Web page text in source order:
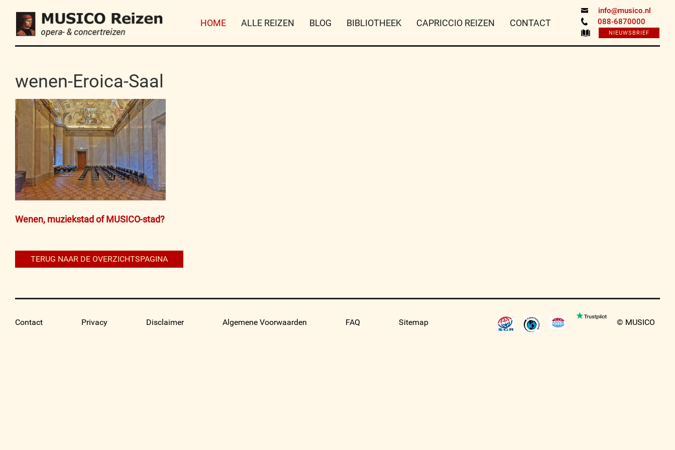
info@musico.nl
088-6870000
NIEUWSBRIEF
HOME ALLE REIZEN BLOG BIBLIOTHEEK CAPRICCIO REIZEN CONTACT
wenen-Eroica-Saal
Bericht
Wenen, muziekstad of MUSICO-stad?
TERUG NAAR DE OVERZICHTSPAGINA
Contact Privacy Disclaimer Algemene Voorwaarden FAQ Sitemap © MUSICO